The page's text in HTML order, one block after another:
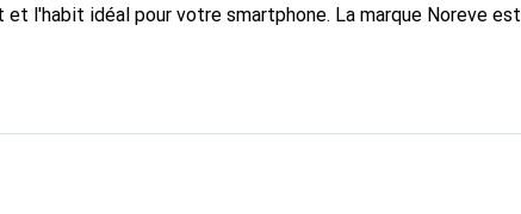
l'habit idéal pour votre smartphone. La marque Noreve est